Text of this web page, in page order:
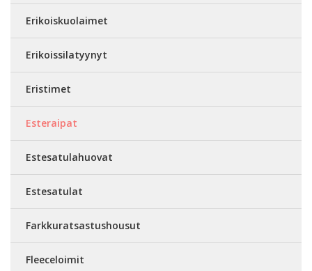
Erikoiskuolaimet
Erikoissilatyynyt
Eristimet
Esteraipat
Estesatulahuovat
Estesatulat
Farkkuratsastushousut
Fleeceloimit